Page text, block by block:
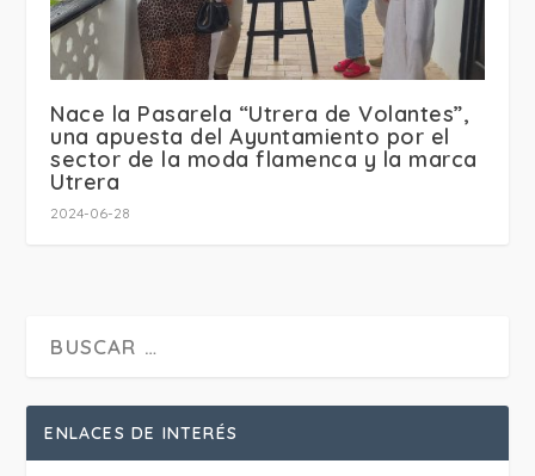
Nace la Pasarela “Utrera de Volantes”,
una apuesta del Ayuntamiento por el
sector de la moda flamenca y la marca
Utrera
2024-06-28
ENLACES DE INTERÉS